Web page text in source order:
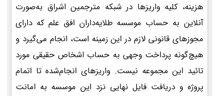
هزینه، کلیه واریزها در شبکه مترجمین اشراق به‌صورت
آنلاین به حساب موسسه طلایه‌داران افق علم که دارای
مجوزهای قانونی لازم در این زمینه است، انجام می‌گیرد و
هیچ‌گونه پرداخت وجهی به حساب اشخاص حقیقی مورد
تائید این مجموعه نیست. واریزهای انجام‌شده تا اتمام
پروژه و دریافت فایل نهایی نزد این موسسه به امانت